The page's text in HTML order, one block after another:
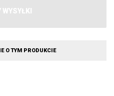
O TYM PRODUKCIE